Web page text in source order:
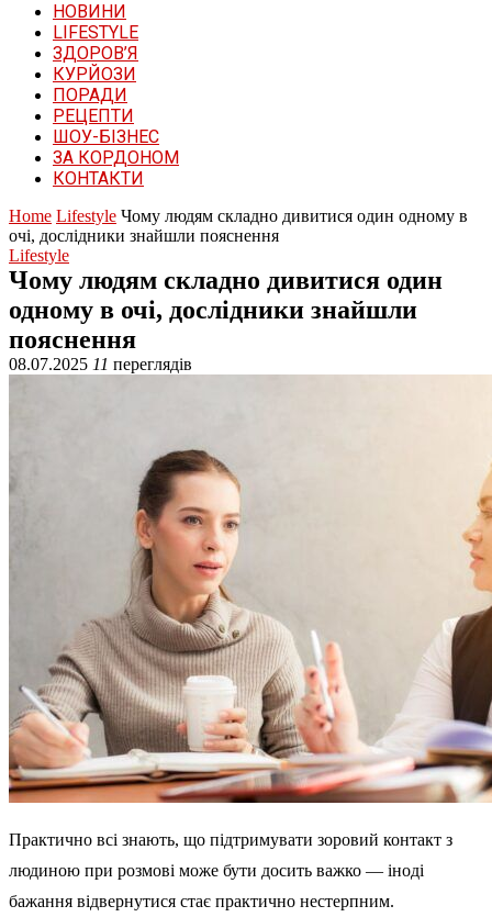
НОВИНИ
LIFESTYLE
ЗДОРОВ’Я
КУРЙОЗИ
ПОРАДИ
РЕЦЕПТИ
ШОУ-БІЗНЕС
ЗА КОРДОНОМ
КОНТАКТИ
Home Lifestyle Чому людям складно дивитися один одному в
очі, дослідники знайшли пояснення
Lifestyle
Чому людям складно дивитися один
одному в очі, дослідники знайшли
пояснення
08.07.2025 11 переглядів
Практично всі знають, що підтримувати зоровий контакт з
людиною при розмові може бути досить важко — іноді
бажання відвернутися стає практично нестерпним.